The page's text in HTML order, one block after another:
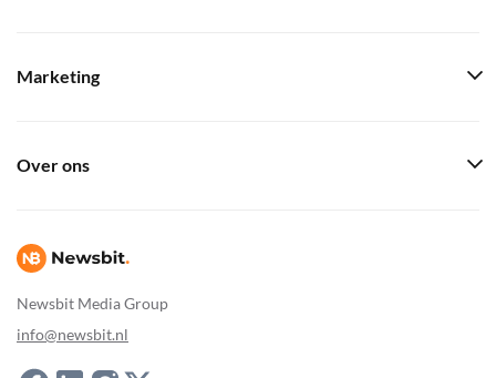
Newsbit Media Group
info@newsbit.nl
Marketing
Over ons